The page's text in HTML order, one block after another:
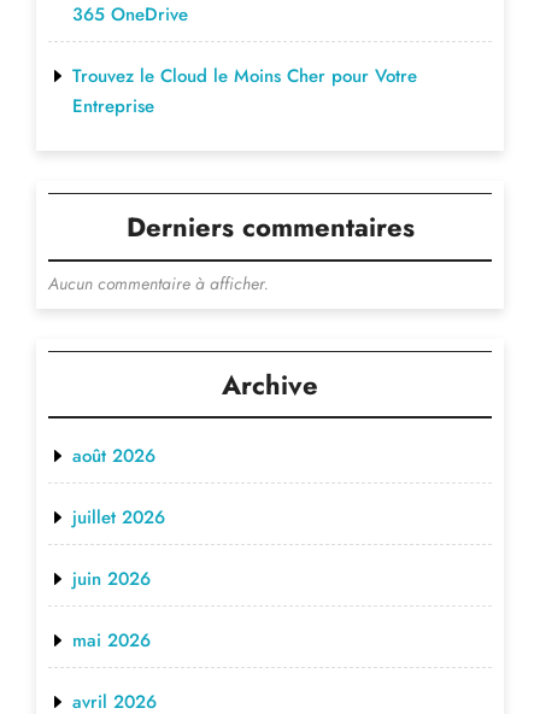
365 OneDrive
Trouvez le Cloud le Moins Cher pour Votre
Entreprise
Derniers commentaires
Aucun commentaire à afficher.
Archive
août 2026
juillet 2026
juin 2026
mai 2026
avril 2026